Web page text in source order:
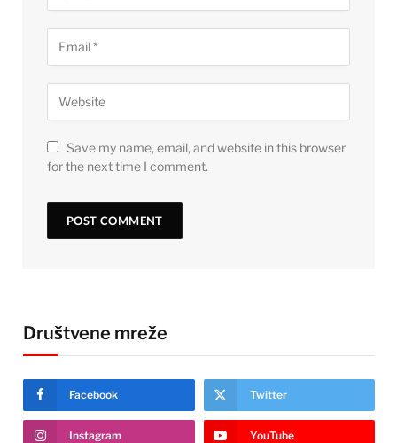
Save my name, email, and website in this browser
for the next time I comment.
Društvene mreže
Facebook Twitter
Instagram YouTube